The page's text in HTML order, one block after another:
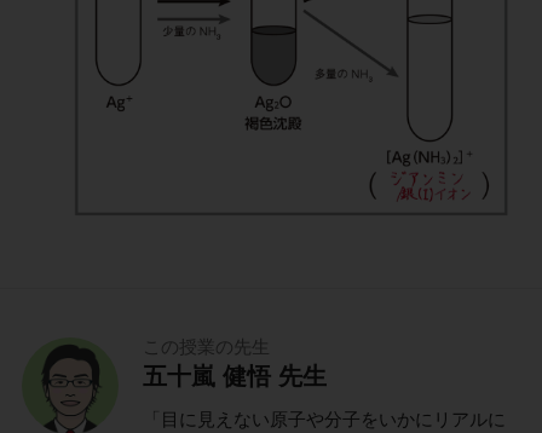
この授業の先生
五十嵐 健悟 先生
「目に見えない原子や分子をいかにリアルに